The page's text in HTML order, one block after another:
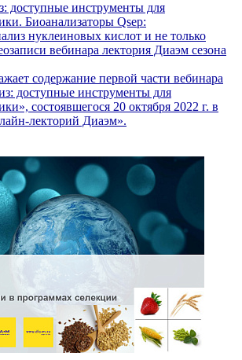
доступные инструменты для
Биоанализаторы Qsep:
нуклеиновых кислот и не только
вебинара лектория Диаэм сезона
содержание первой части вебинара
доступные инструменты для
состоявшегося 20 октября 2022 г. в
лекторий Диаэм».